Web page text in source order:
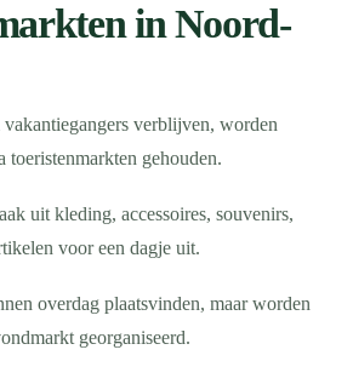
in Noord-
verblijven, worden
toeristenmarkten gehouden.
uit kleding, accessoires, souvenirs,
voor een dagje uit.
overdag plaatsvinden, maar worden
georganiseerd.